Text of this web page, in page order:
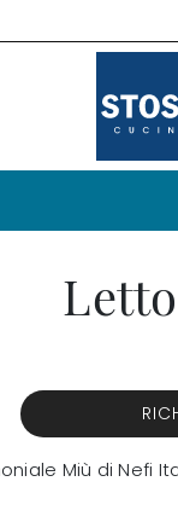
Miù di Nefi